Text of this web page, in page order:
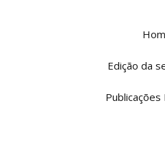
Edição da
Publicações